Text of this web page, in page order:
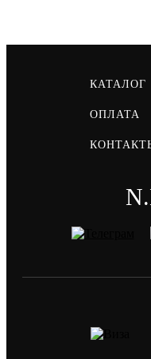
КАТАЛОГ
ОПЛАТА